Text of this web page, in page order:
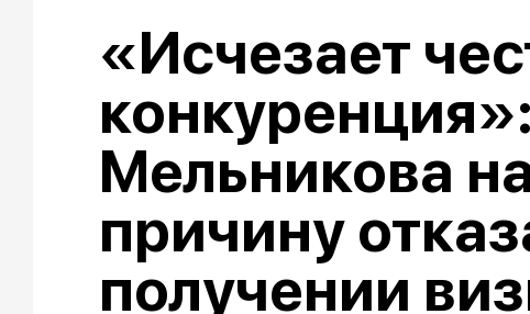
«Исчезает
Мельникова
причину
получении